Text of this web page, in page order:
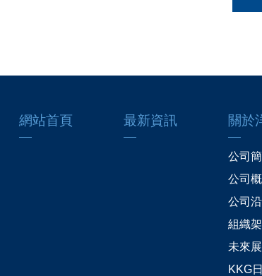
網站首頁 最新資訊 關於
公司
公司
公司
組織
未來
KKG